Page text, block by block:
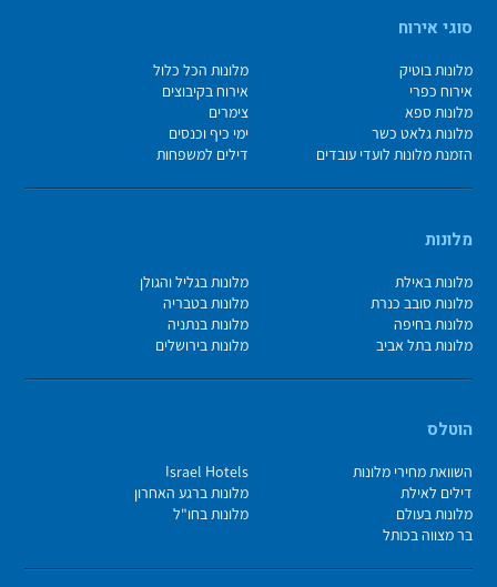
סוגי אירוח
מלונות בוטיק
מלונות הכל כלול
אירוח כפרי
אירוח בקיבוצים
מלונות ספא
צימרים
מלונות גלאט כשר
ימי כיף וכנסים
הזמנת מלונות לועדי עובדים
דילים למשפחות
מלונות
מלונות באילת
מלונות בגליל והגולן
מלונות סובב כנרת
מלונות בטבריה
מלונות בחיפה
מלונות בנתניה
מלונות בתל אביב
מלונות בירושלים
הוטלס
השוואת מחירי מלונות
Israel Hotels
דילים לאילת
מלונות ברגע האחרון
מלונות בעולם
מלונות בחו"ל
בר מצווה בכותל